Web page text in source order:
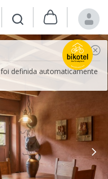
definida automaticamente